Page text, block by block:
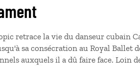
retrace la vie du danseur cubain
sa consécration au Royal Ballet
auxquels il a dû faire face. Loin